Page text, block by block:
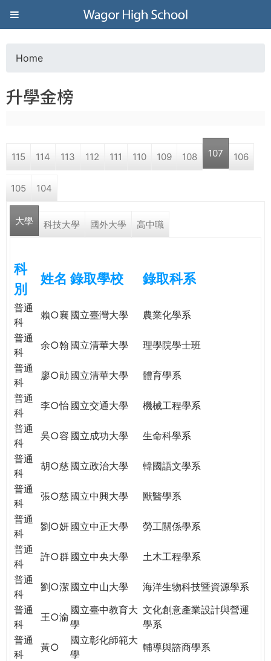
Jump to navigation
葳
格
高
學
格。
民。
WAGOR
TODAY
THE
WORLD
TOMORROW
PUTTING
YOU
THE
PATH
o
a
r
e
e
r
e
Home
升學金榜
115 114 113 112 111 110 109 108 107 106
105 104
大學 科技大學 國外大學 高中職
科
別
姓名 錄取學校 錄取科系
普通
科
賴○襄 國立臺灣大學
農業化學系
普通
科
余○翰 國立清華大學
理學院學士班
普通
科
廖○勛 國立清華大學
體育學系
普通
科
李○怡國立交通大學
機械工程學系
普通
科
吳○容 國立成功大學
生命科學系
普通
科
胡○慈國立政治大學
韓國語文學系
普通
科
張○慈國立中興大學
獸醫學系
普通
科
劉○妍國立中正大學
勞工關係學系
普通
科
許○群國立中央大學
土木工程學系
普通
科
劉○潔國立中山大學
海洋生物科技暨資源學系
普通
科
王○渝
國立臺中教育大
學
文化創意產業設計與營運
學系
普通
科
黃○
國立彰化師範大
學
輔導與諮商學系